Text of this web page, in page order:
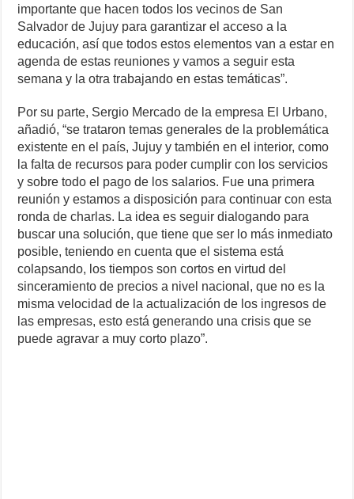
importante que hacen todos los vecinos de San
Salvador de Jujuy para garantizar el acceso a la
educación, así que todos estos elementos van a estar en
agenda de estas reuniones y vamos a seguir esta
semana y la otra trabajando en estas temáticas”.
Por su parte, Sergio Mercado de la empresa El Urbano,
añadió, “se trataron temas generales de la problemática
existente en el país, Jujuy y también en el interior, como
la falta de recursos para poder cumplir con los servicios
y sobre todo el pago de los salarios. Fue una primera
reunión y estamos a disposición para continuar con esta
ronda de charlas. La idea es seguir dialogando para
buscar una solución, que tiene que ser lo más inmediato
posible, teniendo en cuenta que el sistema está
colapsando, los tiempos son cortos en virtud del
sinceramiento de precios a nivel nacional, que no es la
misma velocidad de la actualización de los ingresos de
las empresas, esto está generando una crisis que se
puede agravar a muy corto plazo”.